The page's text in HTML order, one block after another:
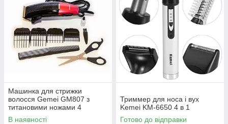
Машинка для стрижки
волосся Gemei GM807 з
титановими ножами 4
насадки + ножиці
В наявності
Триммер для носа і вух
Kemei KM-6650 4 в 1
Готово до відправки